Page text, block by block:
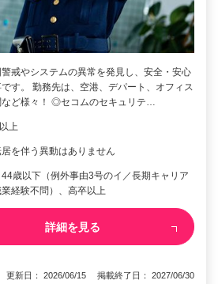
戒やシステムの異常を発見し、安全・安心
す。 勤務先は、空港、デパート、オフィス
など様々！ ◎セコムのセキュリテ…
上
を伴う異動はありません
歳以下（例外事由3号のイ／長期キャリア
経験不問）、高卒以上
詳細を見る
更新日： 2026/06/15 掲載終了日： 2027/06/30